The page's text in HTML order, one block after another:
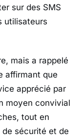
sur des SMS
utilisateurs
mais a rappelé
affirmant que
apprécié par
moyen convivial
tout en
sécurité et de